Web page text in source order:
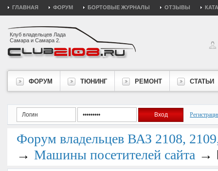
ГЛАВНАЯ ФОРУМ БОРТОВЫЕ ЖУРНАЛЫ ОТЗЫВЫ
Клуб владельцев Лада
Самара и Самара 2.
ФОРУМ ТЮНИНГ РЕМОНТ СТАТЬИ
Форум владельцев ВАЗ 2108,
→ Машины посетителей сайта →